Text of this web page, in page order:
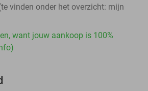
vinden onder het overzicht: mijn
want jouw aankoop is 100%